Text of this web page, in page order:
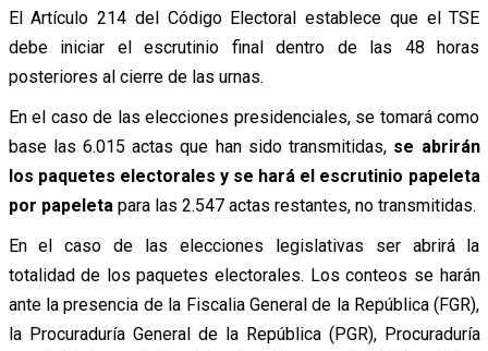
El Artículo 214 del Código Electoral establece que el TSE
debe iniciar el escrutinio final dentro de las 48 horas
posteriores al cierre de las urnas.
En el caso de las elecciones presidenciales, se tomará como
base las 6.015 actas que han sido transmitidas, se abrirán
los paquetes electorales y se hará el escrutinio papeleta
por papeleta para las 2.547 actas restantes, no transmitidas.
En el caso de las elecciones legislativas ser abrirá la
totalidad de los paquetes electorales. Los conteos se harán
ante la presencia de la Fiscalia General de la República (FGR),
la Procuraduría General de la República (PGR), Procuraduría